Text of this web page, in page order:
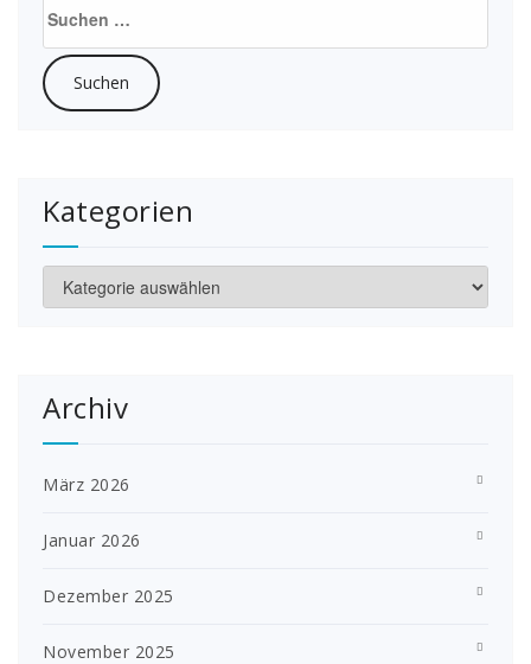
nach:
Kategorien
Kategorien
Archiv
März 2026
Januar 2026
Dezember 2025
November 2025